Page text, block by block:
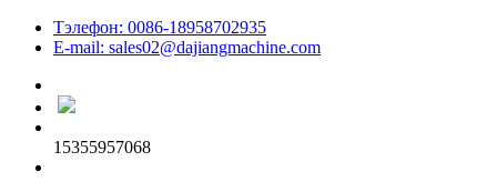
Тэлефон: 0086-18958702935
E-mail: sales02@dajiangmachine.com
15355957068